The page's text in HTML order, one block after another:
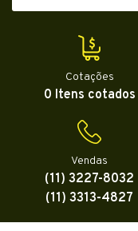
Cotações
0 Itens cotados
Vendas
(11) 3227-8032
(11) 3313-4827